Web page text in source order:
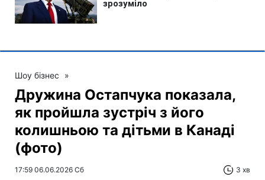
Шоу бізнес »
Дружина Остапчука показала,
як пройшла зустріч з його
колишньою та дітьми в Канаді
(фото)
17:59 06.06.2026 Сб 3 хв